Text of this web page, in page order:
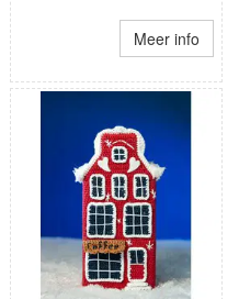
Meer info